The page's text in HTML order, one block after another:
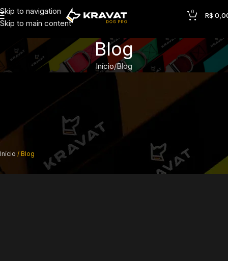
Skip to navigation
Skip to main content
0 R$
Blog
Início Blog
Início Blog